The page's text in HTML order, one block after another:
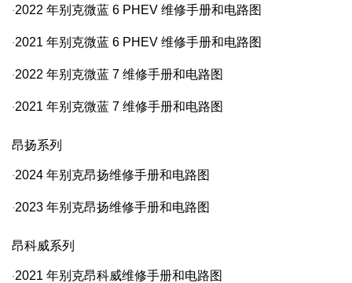
·2022 年别克微蓝 6 PHEV 维修手册和电路图
·2021 年别克微蓝 6 PHEV 维修手册和电路图
·2022 年别克微蓝 7 维修手册和电路图
·2021 年别克微蓝 7 维修手册和电路图
昂扬系列
·2024 年别克昂扬维修手册和电路图
·2023 年别克昂扬维修手册和电路图
昂科威系列
·2021 年别克昂科威维修手册和电路图